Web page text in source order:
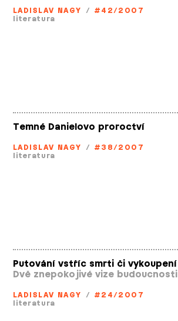
LADISLAV NAGY / #42/2007
literatura
Temné Danielovo proroctví
LADISLAV NAGY / #38/2007
literatura
Putování vstříc smrti či vykoupení
Dvě znepokojivé vize budoucnosti
LADISLAV NAGY / #24/2007
literatura